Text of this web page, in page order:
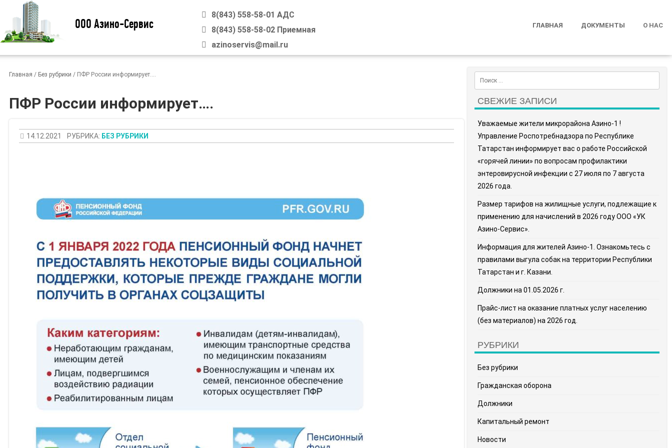
ООО Азино-Сервис
8(843) 558-58-01 АДС
8(843) 558-58-02 Приемная
azinoservis@mail.ru
ГЛАВНАЯ ДОКУМЕНТЫ О НАС
Главная / Без рубрики / ПФР России информирует….
ПФР России информирует….
14.12.2021 РУБРИКА: БЕЗ РУБРИКИ
Search
СВЕЖИЕ ЗАПИСИ
Уважаемые жители микрорайона Азино-1 !
Управление Роспотребнадзора по Республике
Татарстан информирует вас о работе Российской
«горячей линии» по вопросам профилактики
энтеровирусной инфекции с 27 июля по 7 августа
2026 года.
Размер тарифов на жилищные услуги, подлежащие к
применению для начислений в 2026 году ООО «УК
Азино-Сервис».
Информация для жителей Азино-1. Ознакомьтесь с
правилами выгула собак на территории Республики
Татарстан и г. Казани.
Должники на 01.05.2026 г.
Прайс-лист на оказание платных услуг населению
(без материалов) на 2026 год.
РУБРИКИ
Без рубрики
Гражданская оборона
Должники
Капитальный ремонт
Новости